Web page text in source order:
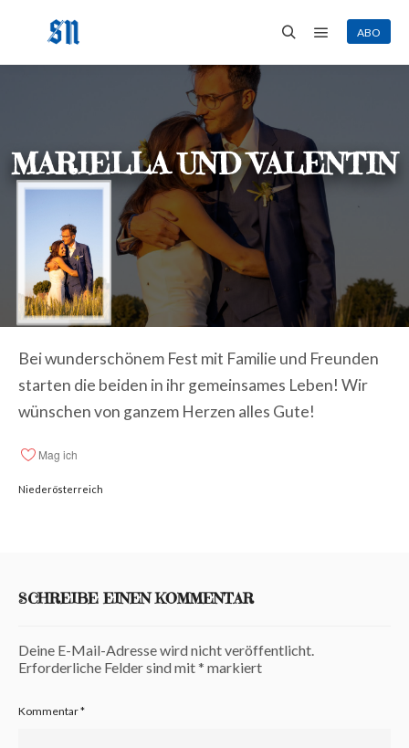
ABO
MARIELLA UND VALENTIN
Bei wunderschönem Fest mit Familie und Freunden
starten die beiden in ihr gemeinsames Leben! Wir
wünschen von ganzem Herzen alles Gute!
Mag ich
Niederösterreich
SCHREIBE EINEN KOMMENTAR
Deine E-Mail-Adresse wird nicht veröffentlicht.
Erforderliche Felder sind mit* markiert
Kommentar*